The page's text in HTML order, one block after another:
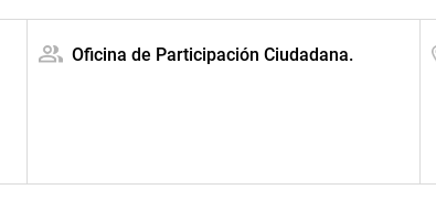
Oficina de Participación Ciudadana.